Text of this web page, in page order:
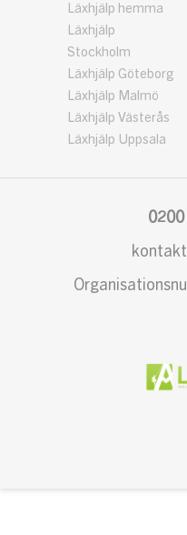
Läxhjälp hemma
Läxhjälp
Stockholm
Läxhjälp Göteborg
Läxhjälp Malmö
Läxhjälp Västerås
Läxhjälp Uppsala